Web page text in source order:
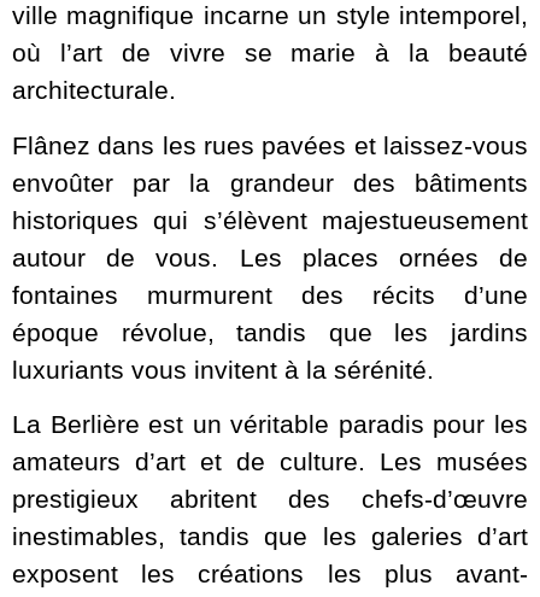
ville magnifique incarne un style intemporel,
où l’art de vivre se marie à la beauté
architecturale.
Flânez dans les rues pavées et laissez-vous
envoûter par la grandeur des bâtiments
historiques qui s’élèvent majestueusement
autour de vous. Les places ornées de
fontaines murmurent des récits d’une
époque révolue, tandis que les jardins
luxuriants vous invitent à la sérénité.
La Berlière est un véritable paradis pour les
amateurs d’art et de culture. Les musées
prestigieux abritent des chefs-d’œuvre
inestimables, tandis que les galeries d’art
exposent les créations les plus avant-